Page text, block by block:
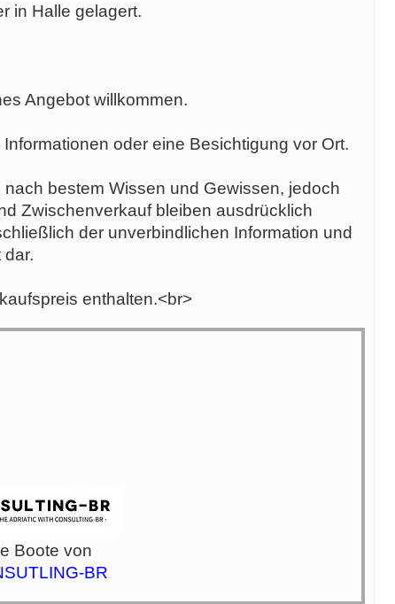
in Halle gelagert.
Angebot willkommen.
oder eine Besichtigung vor Ort.
bestem Wissen und Gewissen, jedoch
Zwischenverkauf bleiben ausdrücklich
der unverbindlichen Information und
enthalten.<br>
Boote von
BR